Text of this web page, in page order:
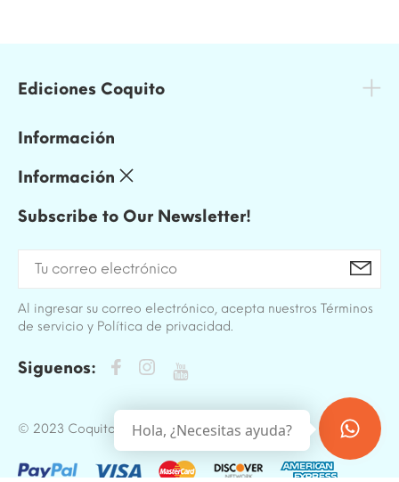
Ediciones Coquito
Información
Información
Subscribe to Our Newsletter!
Al ingresar su correo electrónico, acepta nuestros Términos
de servicio y Política de privacidad.
Siguenos:
© 2023 Coquito. All Rights Reserved.
Hola, ¿Necesitas ayuda?